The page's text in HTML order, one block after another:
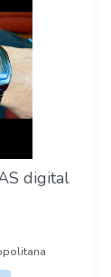
digital